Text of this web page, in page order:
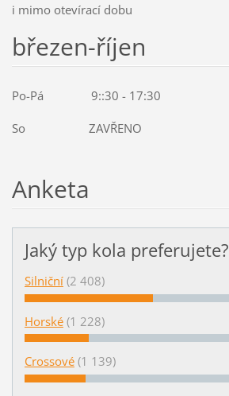
i mimo otevírací dobu
březen-říjen
Po-Pá 9::30 - 17:30
So ZAVŘENO
Anketa
Jaký typ kola preferujete?
Silniční (2 408)
Horské (1 228)
Crossové (1 139)